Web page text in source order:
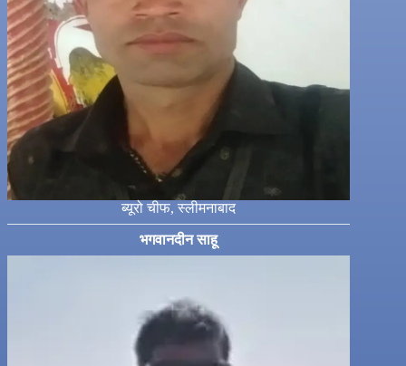
ब्यूरो चीफ, स्लीमनाबाद
भगवानदीन साहू